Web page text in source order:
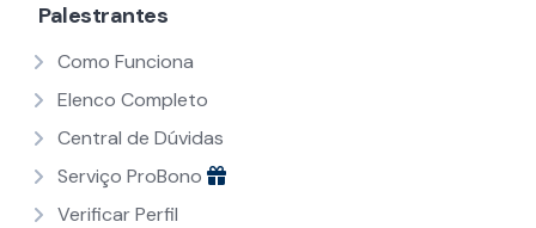
Palestrantes
Como Funciona
Elenco Completo
Central de Dúvidas
Serviço ProBono
Verificar Perfil